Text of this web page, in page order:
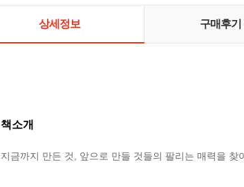
상세정보 구매후기
책소개
지금까지 만든 것, 앞으로 만들 것들의 팔리는 매력을 찾